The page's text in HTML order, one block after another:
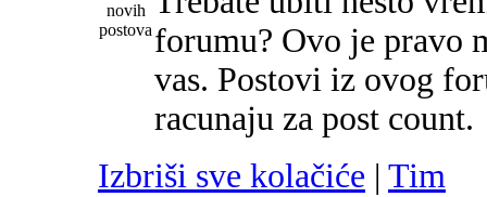
forumu? Ovo je pravo
vas. Postovi iz ovog
racunaju za post count.
Izbriši sve kolačiće | Tim